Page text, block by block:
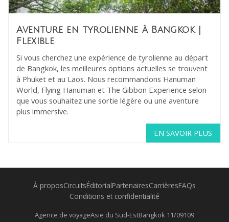
Aventure en tyrolienne à Bangkok|
Flexible
Si vous cherchez une expérience de tyrolienne au départ
de Bangkok, les meilleures options actuelles se trouvent
à Phuket et au Laos. Nous recommandons Hanuman
World, Flying Hanuman et The Gibbon Experience selon
que vous souhaitez une sortie légère ou une aventure
plus immersive.
EN SAVOIR PLUS
À proposCircuitsÉditorialPartenairesCarrièresFAQs
Conditions et confidentialité
Agence de voyageAsie du Sud-EstBangkok 11/09109